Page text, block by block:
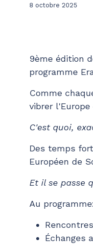
8 octobre 2025
9ème édition
programme
Comme
vibrer
C'est quoi,
Des temps
Européen de
Et il se passe
Au programme:
Échanges